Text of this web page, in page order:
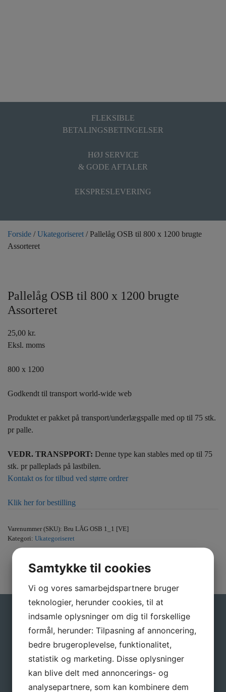
FLEKSIBLE
BETALINGSBETINGELSER
HØJ SERVICE
& GODE AFTALER
EKSPRESLEVERING
Forside /Ukategoriseret / Pallelåg OSB til 800 x 1200 brugte
Assorteret
Pallelåg OSB til 800 x 1200 brugte
Assorteret
25,00 kr.
Eksl. moms
800 x 1200
Godkendt til transport world-wide web
Produktet er pakket på transport/underlægspalle med op til 75 stk.
pr palle.
VEDR. TRANSPPORT: Denne type kan stables med op til 75
stk. pr palleplads på lastbilen.
Kontakt os for tilbud ved større ordrer
Klik her for bestilling
Varenummer (SKU): Bru LÅG OSB 1_1 [VE]
Kategori: Ukategoriseret
Gå ikke glip af gode tilbud
Tilmeld dig vores nyhedsbrev, hvis du vil have
nyheder og gode tilbud direkte i din indbakke.
Navn *
Samtykke til cookies
Vi og vores samarbejdspartnere bruger
teknologier, herunder cookies, til at
indsamle oplysninger om dig til forskellige
formål, herunder: Tilpasning af annoncering,
bedre brugeroplevelse, funktionalitet,
statistik og marketing. Disse oplysninger
kan blive delt med annoncerings- og
analysepartnere, som kan kombinere dem